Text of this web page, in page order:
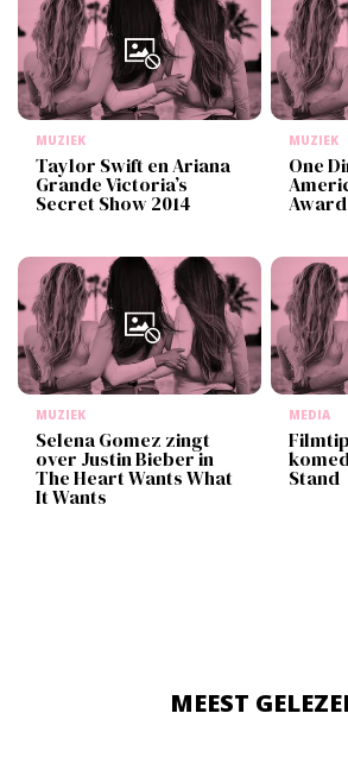
MUZIEK
Taylor Swift en Ariana
Grande Victoria’s
Secret Show 2014
MUZIEK
One
MUZIEK
Selena Gomez zingt
over Justin Bieber in
The Heart Wants What
It Wants
MEDIA
Stand
MEEST